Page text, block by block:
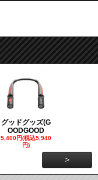
グッドグッズ(G
OODGOOD
5,400円(税込5,940
円)
>